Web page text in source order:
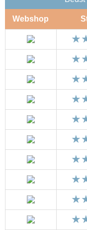
Webshop